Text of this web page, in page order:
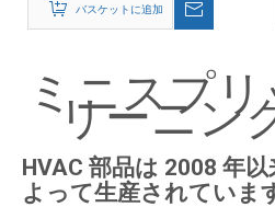
バスケットに追加
ミニスプ
リーニン
HVAC 部品は 2008 年
よって生産されていま